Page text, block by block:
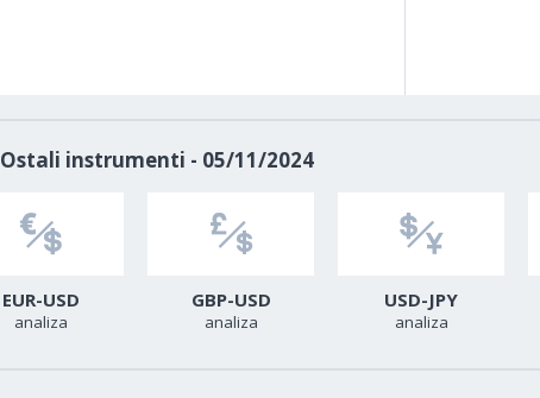
Ostali instrumenti - 05/11/2024
EUR-USD
analiza
GBP-USD
analiza
USD-JPY
analiza